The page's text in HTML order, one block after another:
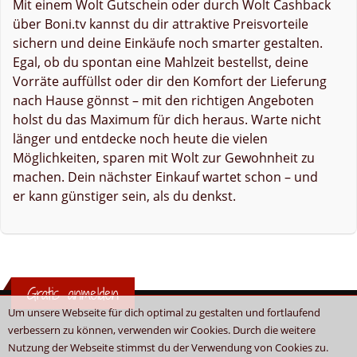
Um unsere Webseite für dich optimal zu gestalten und fortlaufend
verbessern zu können, verwenden wir Cookies. Durch die weitere
Nutzung der Webseite stimmst du der Verwendung von Cookies zu.
Mit einem Wolt Gutschein oder durch Wolt Cashback
über Boni.tv kannst du dir attraktive Preisvorteile
sichern und deine Einkäufe noch smarter gestalten.
Egal, ob du spontan eine Mahlzeit bestellst, deine
Vorräte auffüllst oder dir den Komfort der Lieferung
nach Hause gönnst – mit den richtigen Angeboten
holst du das Maximum für dich heraus. Warte nicht
länger und entdecke noch heute die vielen
Möglichkeiten, sparen mit Wolt zur Gewohnheit zu
machen. Dein nächster Einkauf wartet schon – und
er kann günstiger sein, als du denkst.
Gratis anmelden